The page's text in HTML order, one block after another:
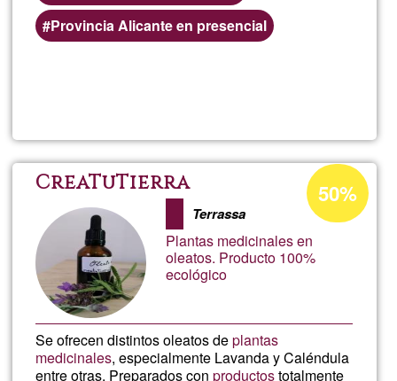
Provincia Alicante en presencial
MARIA
CreaTuTierra
Terrassa
Plantas medicinales en
oleatos. Producto 100%
ecológico
Se ofrecen distintos oleatos deplantas
medicinales, especialmente Lavanda y Caléndula
entre otras. Preparados conproductostotalmente
Porcentaje
de
aceptación
de
50%